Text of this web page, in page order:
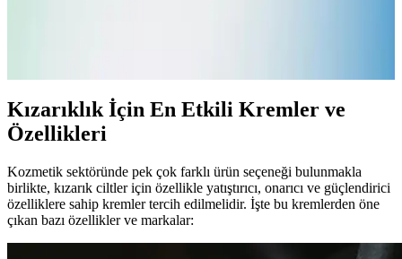
Kızarıklık İçin En Etkili Kremler ve
Özellikleri
Kozmetik sektöründe pek çok farklı ürün seçeneği bulunmakla
birlikte, kızarık ciltler için özellikle yatıştırıcı, onarıcı ve güçlendirici
özelliklere sahip kremler tercih edilmelidir. İşte bu kremlerden öne
çıkan bazı özellikler ve markalar: